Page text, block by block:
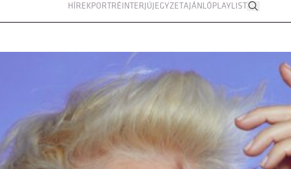
HÍREKPORTRÉINTERJÚJEGYZETAJÁNLÓPLAYLIST